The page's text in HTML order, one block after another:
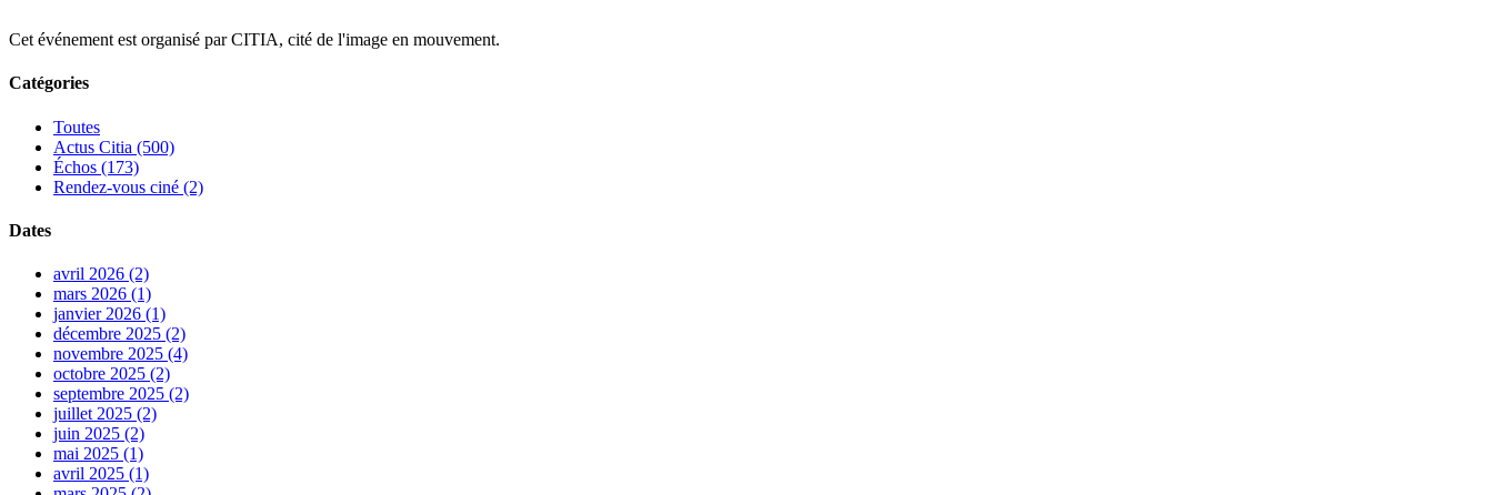
Cet événement est organisé par CITIA, cité de l'image en mouvement.
Catégories
Toutes
Actus Citia (500)
Échos (173)
Rendez-vous ciné (2)
Dates
avril 2026 (2)
mars 2026 (1)
janvier 2026 (1)
décembre 2025 (2)
novembre 2025 (4)
octobre 2025 (2)
septembre 2025 (2)
juillet 2025 (2)
juin 2025 (2)
mai 2025 (1)
avril 2025 (1)